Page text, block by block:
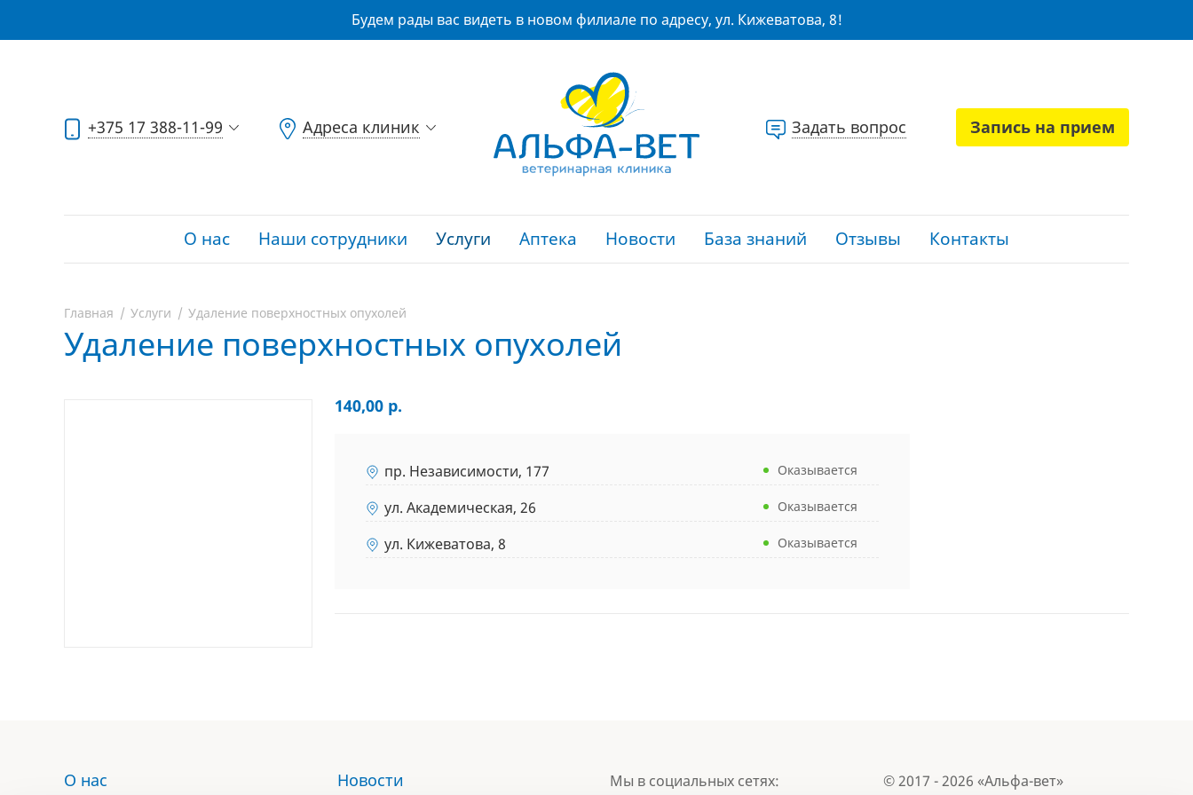
Будем рады вас видеть в новом филиале по адресу, ул. Кижеватова, 8!
+375 17 388-11-99 Адреса клиник Задать вопрос Запись на прием
О нас Наши сотрудники Услуги Аптека Новости База знаний Отзывы Контакты
Главная Услуги Удаление поверхностных опухолей
Удаление поверхностных опухолей
140,00 р.
пр. Независимости, 177 Оказывается
ул. Академическая, 26 Оказывается
ул. Кижеватова, 8 Оказывается
О нас Новости Мы в социальных сетях: © 2017 - 2026 «Альфа-вет»